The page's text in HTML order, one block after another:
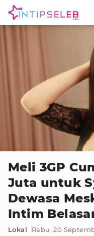
Meli 3GP
Juta untuk
Dewasa
Intim
Lokal
Rabu, 20